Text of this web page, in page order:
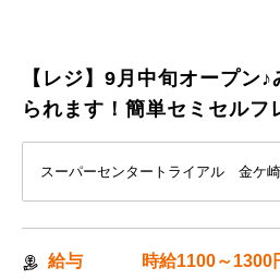
【レジ】9月中旬オープン
られます！簡単セミセルフ
スーパーセンタートライアル 金ケ
給与
時給1100～1300